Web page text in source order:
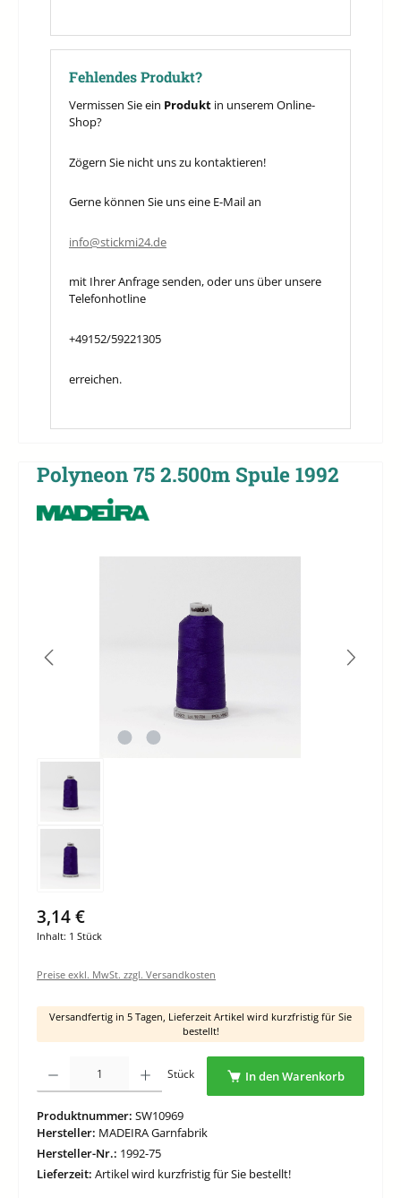
Fehlendes Produkt?
Vermissen Sie ein Produkt in unserem Online-
Shop?
Zögern Sie nicht uns zu kontaktieren!
Gerne können Sie uns eine E-Mail an
info@stickmi24.de
mit Ihrer Anfrage senden, oder uns über unsere
Telefonhotline
+49152/59221305
erreichen.
Polyneon 75 2.500m Spule 1992
3,14 €
Inhalt: 1 Stück
Preise exkl. MwSt. zzgl. Versandkosten
Versandfertig in 5 Tagen, Lieferzeit Artikel wird kurzfristig für Sie
bestellt!
Produkt Anzahl: Gib den gewünschten Wert ein oder benutze die Schaltflächen um
Stück In den Warenkorb
Produktnummer: SW10969
Hersteller: MADEIRA Garnfabrik
Hersteller-Nr.: 1992-75
Lieferzeit: Artikel wird kurzfristig für Sie bestellt!